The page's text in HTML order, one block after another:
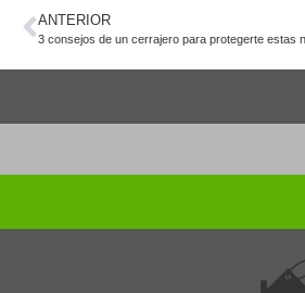
ANTERIOR
3 consejos de un cerrajero para protegerte estas